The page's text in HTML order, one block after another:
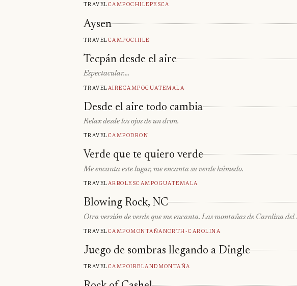
TravelCampoChilePesca
Aysen
TravelCampoChile
Tecpán desde el aire
Espectacular….
TravelAireCampoGuatemala
Desde el aire todo cambia
Relax desde los ojos de un dron.
TravelCampoDron
Verde que te quiero verde
Me encanta este lugar, me encanta su verde húmedo.
TravelArbolesCampoGuatemala
Blowing Rock, NC
Otra versión de verde que me encanta. Las montañas de Carolina del
TravelCampoMontañaNorth-Carolina
Juego de sombras llegando a Dingle
TravelCampoIrelandMontaña